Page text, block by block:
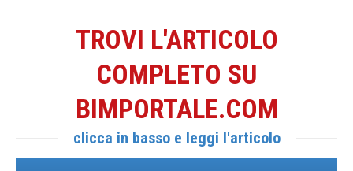
TROVI L'ARTICOLO
COMPLETO SU
BIMPORTALE.COM
clicca in basso e leggi l'articolo